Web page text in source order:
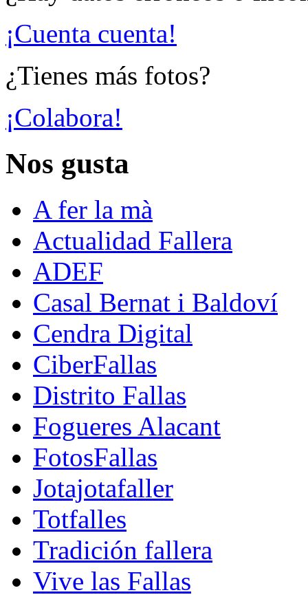
¡Cuenta cuenta!
¿Tienes más fotos?
¡Colabora!
Nos gusta
A fer la mà
Actualidad Fallera
ADEF
Casal Bernat i Baldoví
Cendra Digital
CiberFallas
Distrito Fallas
Fogueres Alacant
FotosFallas
Jotajotafaller
Totfalles
Tradición fallera
Vive las Fallas